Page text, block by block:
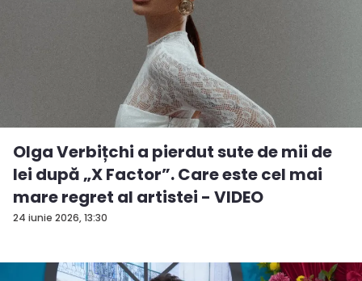
24 iunie 2026, 13:30
Olga Verbițchi a pierdut sute de mii de
lei după „X Factor”. Care este cel mai
mare regret al artistei - VIDEO